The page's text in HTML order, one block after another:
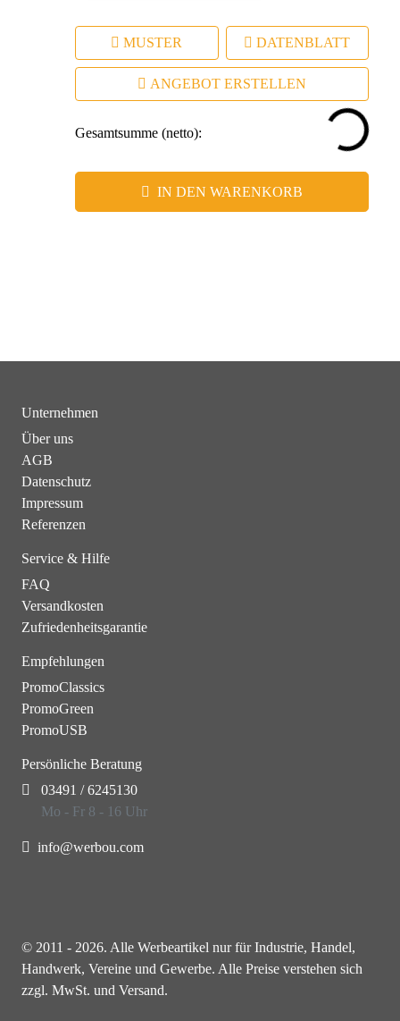
MUSTER DATENBLATT
ANGEBOT ERSTELLEN
Gesamtsumme (netto):
IN DEN WARENKORB
Unternehmen
Über uns
AGB
Datenschutz
Impressum
Referenzen
Service & Hilfe
FAQ
Versandkosten
Zufriedenheitsgarantie
Empfehlungen
PromoClassics
PromoGreen
PromoUSB
Persönliche Beratung
03491 / 6245130
Mo - Fr 8 - 16 Uhr
info@werbou.com
© 2011 - 2026. Alle Werbeartikel nur für Industrie, Handel,
Handwerk, Vereine und Gewerbe. Alle Preise verstehen sich
zzgl. MwSt. und Versand.